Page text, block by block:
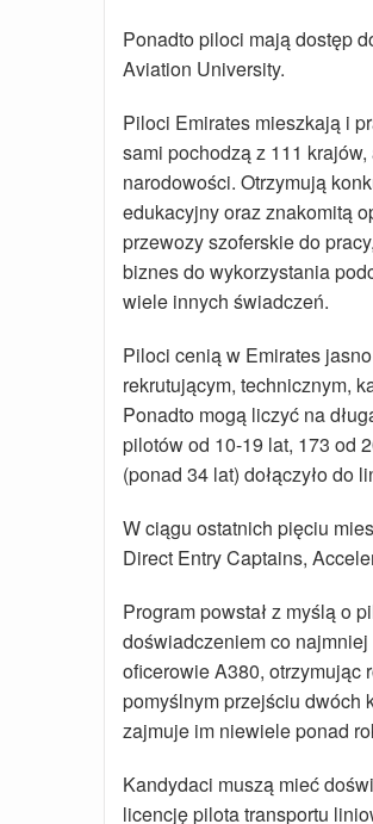
Ponadto piloci mają dostęp
Aviation University.
Piloci Emirates mieszkają i
sami pochodzą z 111
narodowości. Otrzymują
edukacyjny oraz znakomitą
przewozy szoferskie do
biznes do wykorzystania
wiele innych świadczeń.
Piloci cenią w Emirates
rekrutującym, technicznym,
Ponadto mogą liczyć na
pilotów od 10-19 lat, 173 od
(ponad 34 lat) dołączyło do
W ciągu ostatnich pięciu
Direct Entry Captains,
Program powstał z myślą o
doświadczeniem co
oficerowie A380, otrzymując
pomyślnym przejściu dwóch
zajmuje im niewiele ponad
Kandydaci muszą mieć
licencję pilota transportu